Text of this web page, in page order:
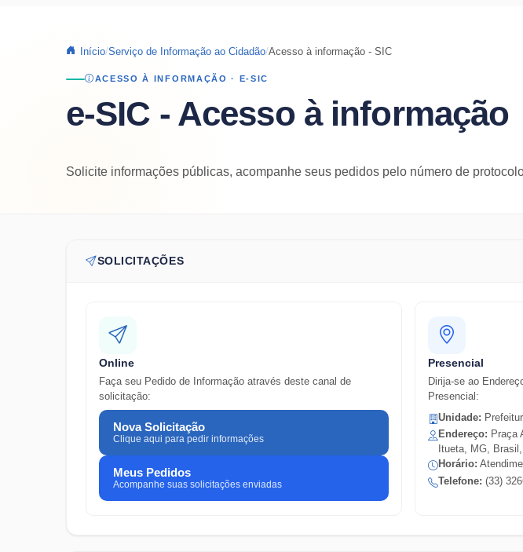
Início Serviço de Informação ao Cidadão Acesso à informação - SIC
ACESSO À INFORMAÇÃO · E-SIC
e-SIC - Acesso à informação
Solicite informações públicas, acompanhe seus pedidos pelo número de
SOLICITAÇÕES
Online
Faça seu Pedido de Informação através deste canal de
solicitação:
Nova Solicitação
Clique aqui para pedir informações
Meus Pedidos
Acompanhe suas solicitações enviadas
Presencial
Dirija-se ao
Presencial:
Unidade:
Endereço: Praça
Itueta, MG,
Horário:
Telefone: (33)